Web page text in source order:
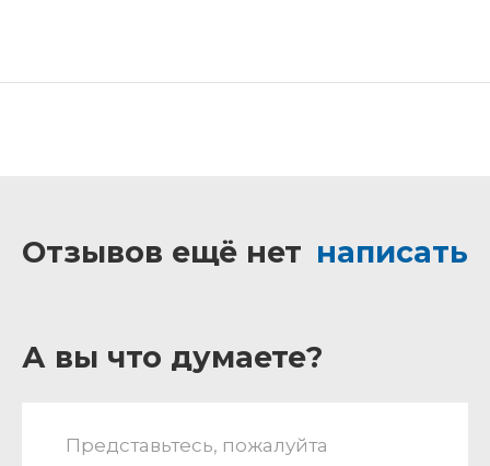
Отзывов ещё нет написать
А вы что думаете?